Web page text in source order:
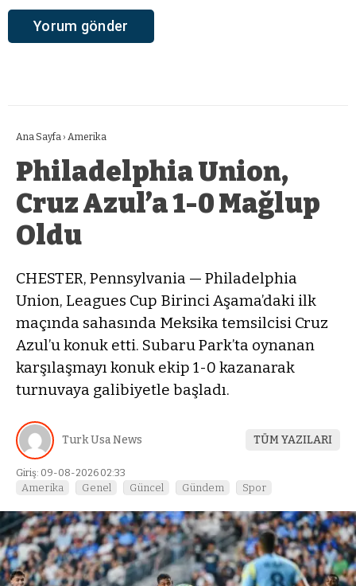
Ana Sayfa › Amerika
Philadelphia Union,
Cruz Azul’a 1-0 Mağlup
Oldu
CHESTER, Pennsylvania — Philadelphia
Union, Leagues Cup Birinci Aşama’daki ilk
maçında sahasında Meksika temsilcisi Cruz
Azul’u konuk etti. Subaru Park’ta oynanan
karşılaşmayı konuk ekip 1-0 kazanarak
turnuvaya galibiyetle başladı.
Turk Usa News TÜM YAZILARI
Giriş: 09-08-2026 02:33
Amerika Genel Güncel Gündem Spor